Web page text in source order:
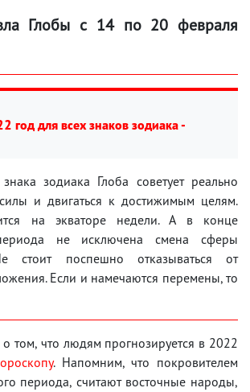
Глобы с 14 по 20 февраля
год для всех знаков зодиака -
зодиака Глоба советует реально
и двигаться к достижимым целям.
на экваторе недели. А в конце
не исключена смена сферы
стоит поспешно отказываться от
Если и намечаются перемены, то
том, что людям прогнозируется в 2022
. Напомним, что покровителем
периода, считают восточные народы,